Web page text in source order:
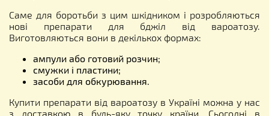
Саме для боротьби з цим шкідником і розробляються
нові препарати для бджіл від вароатозу.
Виготовляються вони в декількох формах:
ампули або готовий розчин;
смужки і пластини;
засоби для обкурювання.
Купити препарати від вароатозу в Україні можна у нас
з доставкою в будь-яку точку країни. Сьогодні в